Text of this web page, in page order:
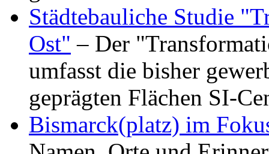
Städtebauliche Studie
Ost" – Der
umfasst die bisher
geprägten Flächen SI-
Bismarck(platz) im